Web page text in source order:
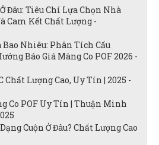
Đâu: Tiêu Chí Lựa Chọn Nhà
Cam Kết Chất Lượng -
Bao Nhiêu: Phân Tích Cấu
Báo Giá Màng Co POF 2026 -
Chất Lượng Cao, Uy Tín | 2025 -
Co POF Uy Tín | Thuận Minh
Cuộn Ở Đâu? Chất Lượng Cao